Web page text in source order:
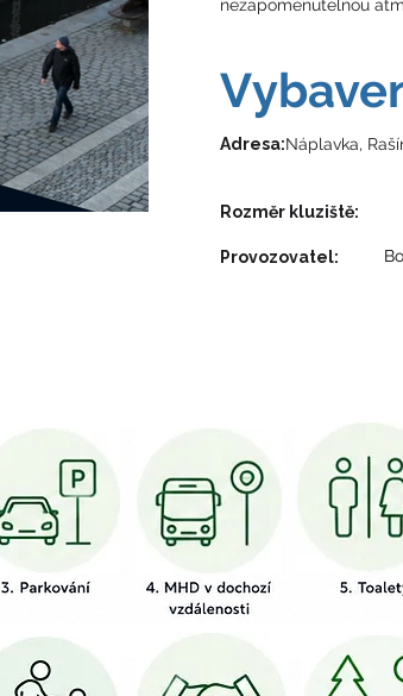
nezapomenutelnou
​Adresa:
Rozměr kluziště:
Provozovatel:
Náplavka,